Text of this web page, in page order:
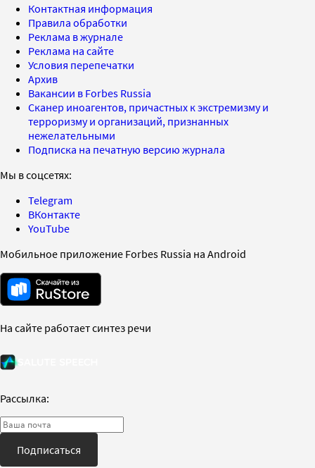
Контактная информация
Правила обработки
Реклама в журнале
Реклама на сайте
Условия перепечатки
Архив
Вакансии в Forbes Russia
Сканер иноагентов, причастных к экстремизму и
терроризму и организаций, признанных
нежелательными
Подписка на печатную версию журнала
Мы в соцсетях:
Telegram
ВКонтакте
YouTube
Мобильное приложение Forbes Russia на Android
На сайте работает синтез речи
Рассылка:
Подписаться